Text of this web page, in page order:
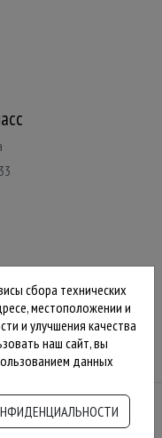
сбора технических
местоположении и
и улучшения качества
наш сайт, вы
данных